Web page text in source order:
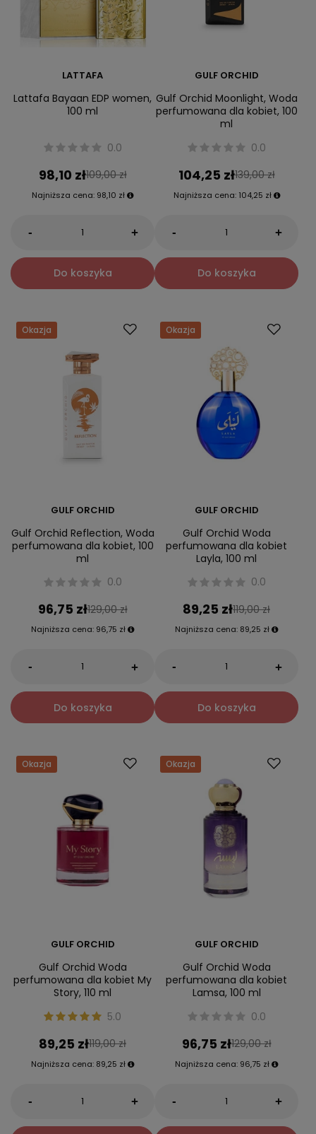
LATTAFA
Lattafa Bayaan EDP women,
100 ml
0.0
98,10 zł109,00 zł
Najniższa cena: 98,10 zł
- +
Do koszyka
GULF ORCHID
Gulf Orchid Moonlight, Woda
perfumowana dla kobiet, 100
ml
0.0
104,25 zł139,00 zł
Najniższa cena: 104,25 zł
- +
Do koszyka
Okazja
GULF ORCHID
Gulf Orchid Reflection, Woda
perfumowana dla kobiet, 100
ml
0.0
96,75 zł129,00 zł
Najniższa cena: 96,75 zł
- +
Do koszyka
Okazja
GULF ORCHID
Gulf Orchid Woda
perfumowana dla kobiet
Layla, 100 ml
0.0
89,25 zł119,00 zł
Najniższa cena: 89,25 zł
- +
Do koszyka
Okazja
GULF ORCHID
Gulf Orchid Woda
perfumowana dla kobiet My
Story, 110 ml
5.0
89,25 zł119,00 zł
Najniższa cena: 89,25 zł
- +
Okazja
GULF ORCHID
Gulf Orchid Woda
perfumowana dla kobiet
Lamsa, 100 ml
0.0
96,75 zł129,00 zł
Najniższa cena: 96,75 zł
- +